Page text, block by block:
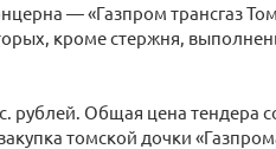
— «Газпром трансгаз
кроме стержня,
рублей. Общая цена тендера
томской дочки